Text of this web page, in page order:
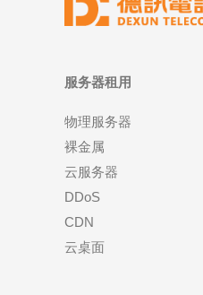
服务器租用
物理服务器
裸金属
云服务器
DDoS
CDN
云桌面